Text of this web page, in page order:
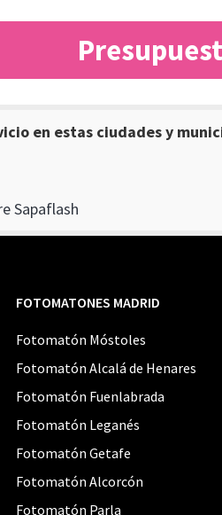
en estas ciudades y
Sapaflash
FOTOMATONES MADRID
Fotomatón Móstoles
Fotomatón Alcalá de Henares
Fotomatón Fuenlabrada
Fotomatón Leganés
Fotomatón Getafe
Fotomatón Alcorcón
Fotomatón Parla